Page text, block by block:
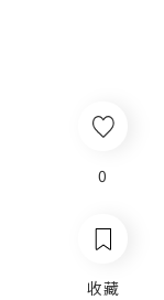
0
收藏